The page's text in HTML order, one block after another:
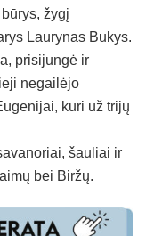
žygį
Laurynas Bukys.
prisijungė ir
negailėjo
kuri už trijų
šauliai ir
bei Biržų.